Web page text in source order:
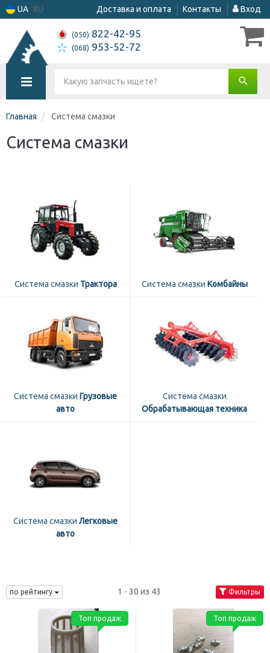
UA RU Доставка и оплата Контакты Вход
(050) 822-42-95
(068) 953-52-72
Главная Система смазки
Система смазки
Система смазки Трактора Система смазки Комбайны
Система смазки Грузовые
авто
Система смазки
Обрабатывающая техника
Система смазки Легковые
авто
по рейтингу 1 - 30 из 43 Фильтры
Топ продаж Топ продаж